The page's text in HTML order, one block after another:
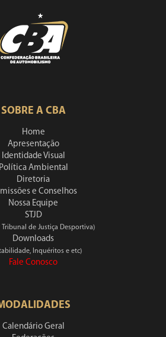
SOBRE A CBA
Home
Apresentação
Identidade Visual
Política Ambiental
Diretoria
e Conselhos
Nossa Equipe
STJD
Tribunal de Justiça Desportiva)
Downloads
Inquéritos e etc)
Fale Conosco
Calendário Geral